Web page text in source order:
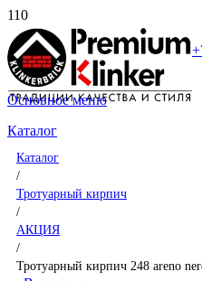
Основное меню
Каталог
Каталог
/
Тротуарный кирпич
/
АКЦИЯ
/
Тротуарный кирпич 248 areno